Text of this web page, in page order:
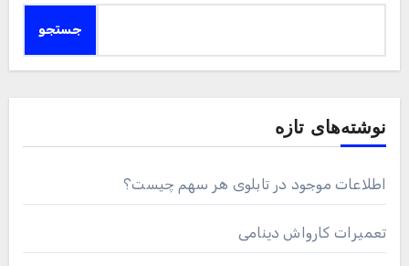
جستجو
نوشته‌های تازه
اطلاعات موجود در تابلوی هر سهم چیست؟
تعمیرات کارواش دینامی